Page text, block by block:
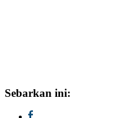
Sebarkan ini: